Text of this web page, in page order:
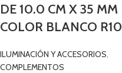
DE 10.0 CM X 35 MM
COLOR BLANCO R10
ILUMINACIÓN Y ACCESORIOS,
COMPLEMENTOS